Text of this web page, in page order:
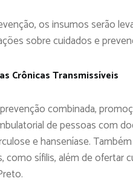
os insumos serão
sobre cuidados e
Crônicas Transmissíveis
combinada,
de pessoas com
e hanseníase.
como sífilis, além de ofertar